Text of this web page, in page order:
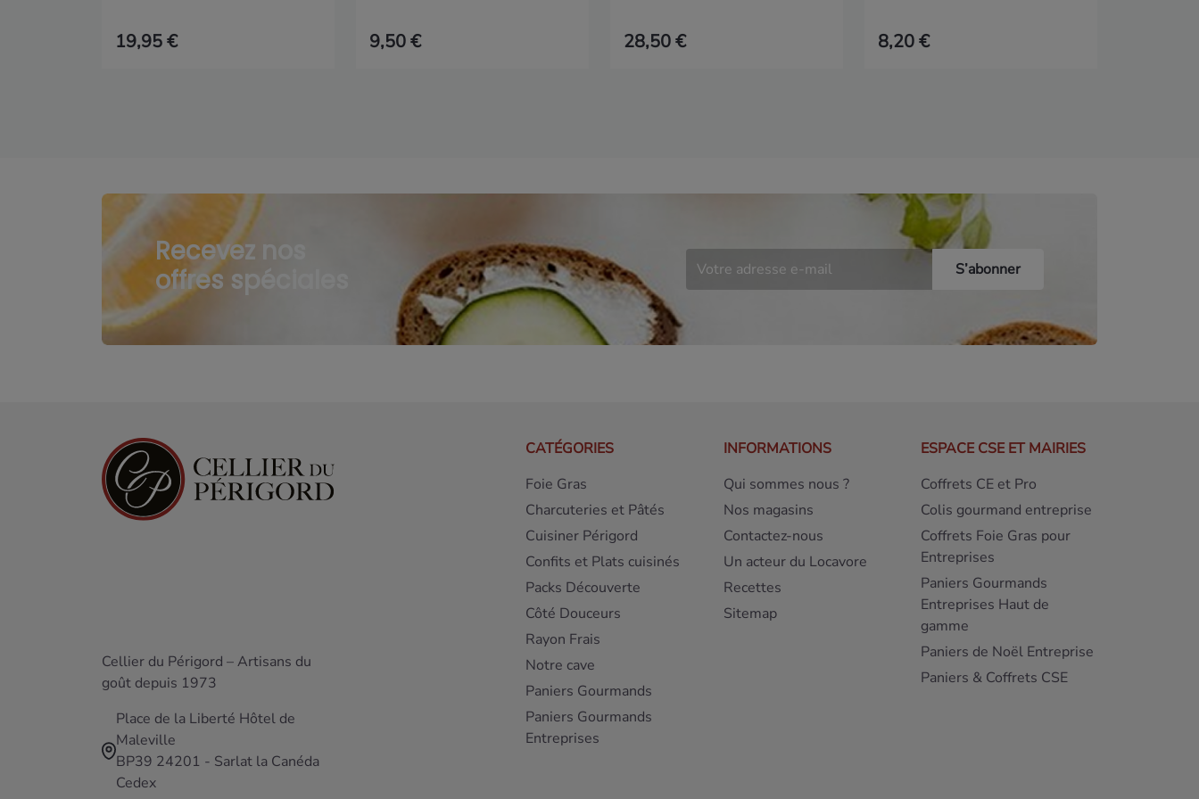
19,95 € 9,50 € 28,50 € 8,20 €
Recevez nos
offres spéciales
Cellier du Périgord – Artisans du
goût depuis 1973
Place de la Liberté Hôtel de
Maleville
BP39 24201 - Sarlat la Canéda
Cedex
CATÉGORIES
Foie Gras
Charcuteries et Pâtés
Cuisiner Périgord
Confits et Plats cuisinés
Packs Découverte
Côté Douceurs
Rayon Frais
Notre cave
Paniers Gourmands
Paniers Gourmands
Entreprises
INFORMATIONS
Qui sommes nous ?
Nos magasins
Contactez-nous
Un acteur du Locavore
Recettes
Sitemap
ESPACE CSE ET MAIRIES
Coffrets CE et Pro
Colis gourmand entreprise
Coffrets Foie Gras pour
Entreprises
Paniers Gourmands
Entreprises Haut de
gamme
Paniers de Noël Entreprise
Paniers & Coffrets CSE